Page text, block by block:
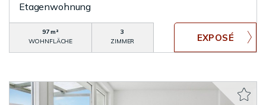
Etagenwohnung
97 m²
WOHNFLÄCHE
3
ZIMMER